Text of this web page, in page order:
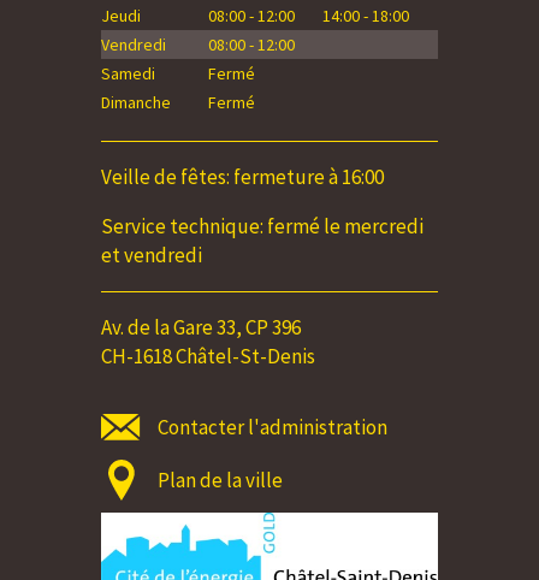
Jeudi
08:00 - 12:00
14:00 - 18:00
Vendredi
08:00 - 12:00
Samedi
Fermé
Dimanche
Fermé
Veille de fêtes: fermeture à 16:00
Service technique: fermé le mercredi
et vendredi
Av. de la Gare 33, CP 396
CH-1618 Châtel-St-Denis
Contacter l'administration
Plan de la ville